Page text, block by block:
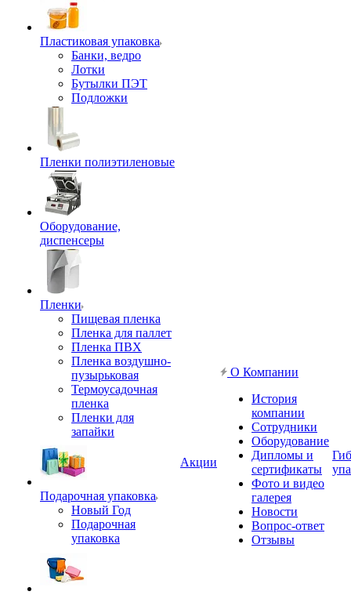
Пластиковая упаковка
Банки, ведро
Лотки
Бутылки ПЭТ
Подложки
Пленки полиэтиленовые
Оборудование,
диспенсеры
Пленки
Пищевая пленка
Пленка для паллет
Пленка ПВХ
Пленка воздушно-
пузырьковая
Термоусадочная
пленка
Пленки для
запайки
Подарочная упаковка
Новый Год
Подарочная
упаковка
Акции
О Компании
История
компании
Сотрудники
Оборудование
Дипломы и
сертификаты
Фото и видео
галерея
Новости
Вопрос-ответ
Отзывы